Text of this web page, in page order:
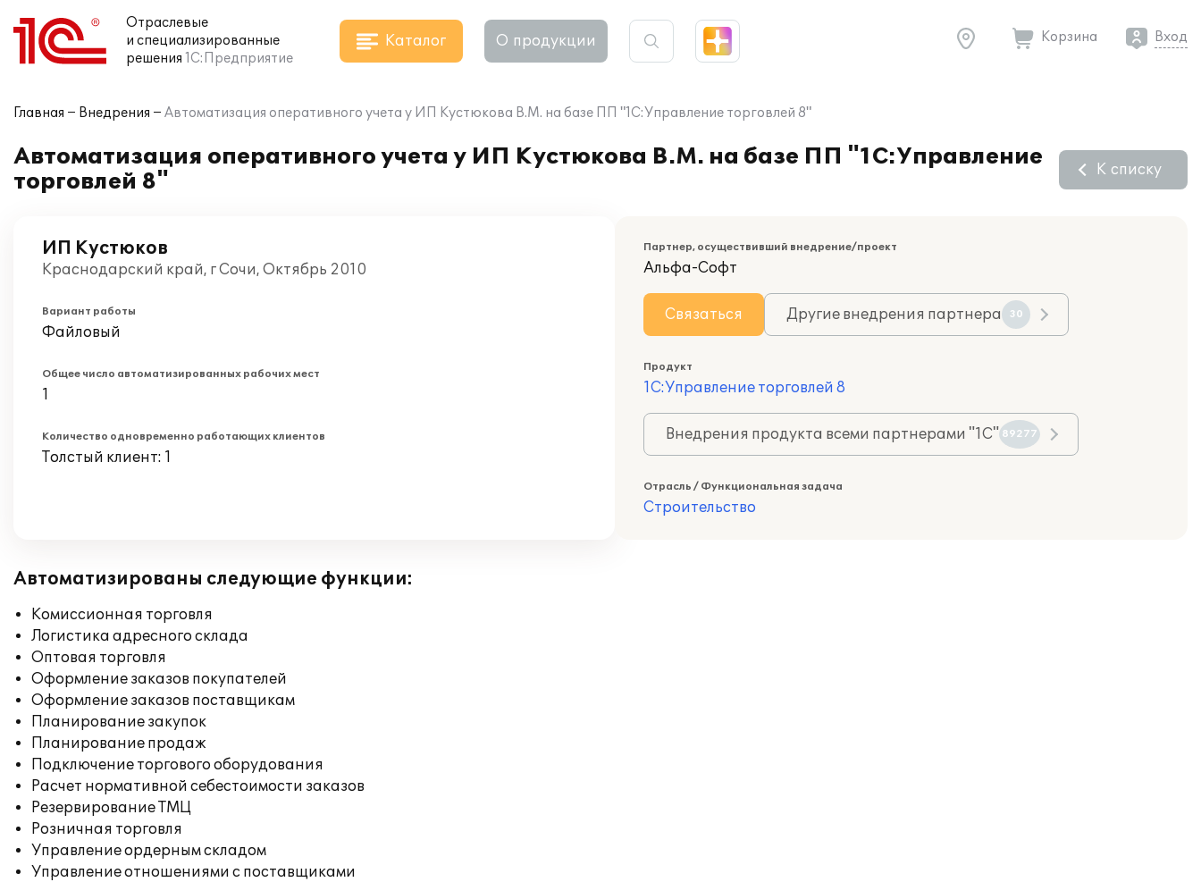
Отраслевые
и специализированные
решения 1С:Предприятие
Каталог О продукции Корзина Вход
Главная Внедрения Автоматизация оперативного учета у ИП Кустюкова В.М. на базе ПП "1С:Управление торговлей 8"
Автоматизация оперативного учета у ИП Кустюкова В.М. на базе ПП "1С:Управление
торговлей 8"
К списку
ИП Кустюков
Краснодарский край, г Сочи, Октябрь 2010
Вариант работы
Файловый
Общее число автоматизированных рабочих мест
1
Количество одновременно работающих клиентов
Толстый клиент: 1
Партнер, осуществивший внедрение/проект
Альфа-Софт
Связаться Другие внедрения партнера 30
Продукт
1С:Управление торговлей 8
Внедрения продукта всеми партнерами "1С" 89277
Отрасль / Функциональная задача
Строительство
Автоматизированы следующие функции:
Комиссионная торговля
Логистика адресного склада
Оптовая торговля
Оформление заказов покупателей
Оформление заказов поставщикам
Планирование закупок
Планирование продаж
Подключение торгового оборудования
Расчет нормативной себестоимости заказов
Резервирование ТМЦ
Розничная торговля
Управление ордерным складом
Управление отношениями с поставщиками